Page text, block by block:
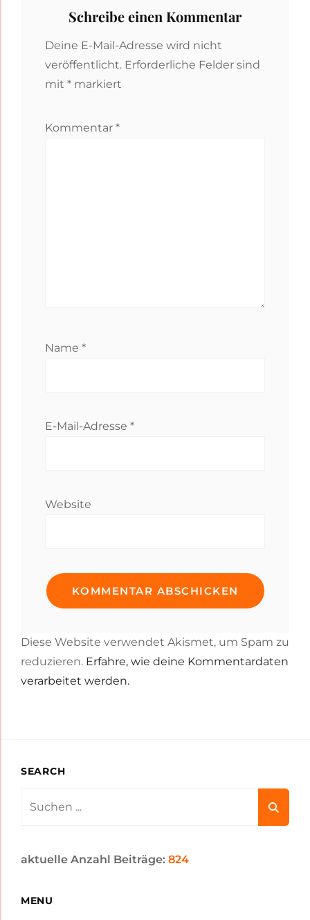
Schreibe einen Kommentar
Deine E-Mail-Adresse wird nicht
veröffentlicht. Erforderliche Felder sind
mit * markiert
Kommentar *
Name *
E-Mail-Adresse *
Website
Diese Website verwendet Akismet, um Spam zu
reduzieren. Erfahre, wie deine Kommentardaten
verarbeitet werden.
SEARCH
aktuelle Anzahl Beiträge: 824
MENU